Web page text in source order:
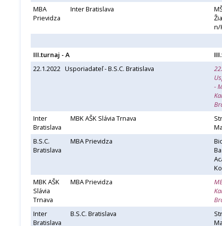
MBA
Prievidza
Inter Bratislava
n/
III.turnaj - A
22.1.2022 Usporiadateľ - B.S.C. Bratislava
-
Inter
Bratislava
MBK AŠK Slávia Trnava
B.S.C.
Bratislava
MBA Prievidza
MBK AŠK
Slávia
Trnava
MBA Prievidza
Inter
Bratislava
B.S.C. Bratislava